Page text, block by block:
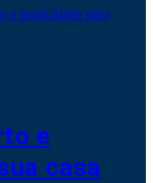
e
casa